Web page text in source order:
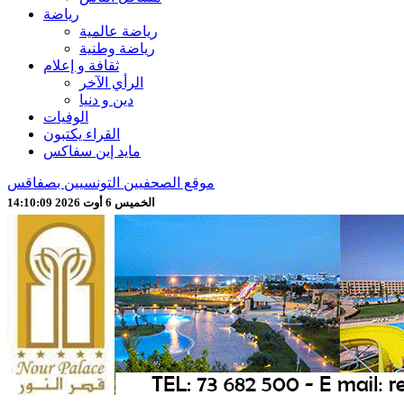
رياضة
رياضة عالمية
رياضة وطنية
ثقافة و إعلام
الرأي الآخر
دين و دنيا
الوفيات
القراء يكتبون
مايد إين سفاكس
موقع الصحفيين التونسيين بصفاقس
الخميس 6 أوت 2026 14:10:11